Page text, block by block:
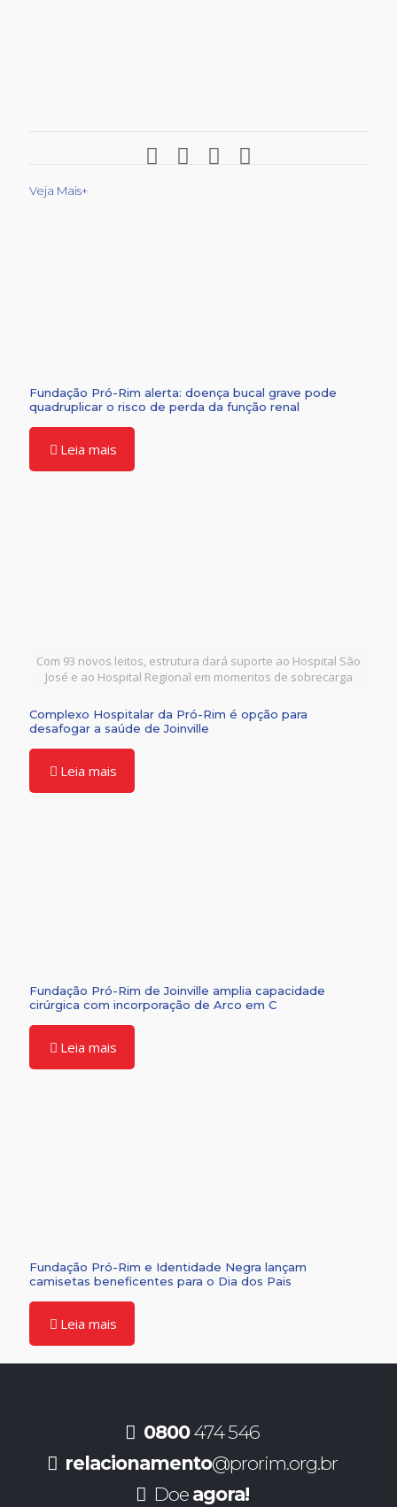
Veja Mais+
Fundação Pró-Rim alerta: doença bucal grave pode
quadruplicar o risco de perda da função renal
Leia mais
Com 93 novos leitos, estrutura dará suporte ao Hospital São
José e ao Hospital Regional em momentos de sobrecarga
Complexo Hospitalar da Pró-Rim é opção para
desafogar a saúde de Joinville
Leia mais
Fundação Pró-Rim de Joinville amplia capacidade
cirúrgica com incorporação de Arco em C
Leia mais
Fundação Pró-Rim e Identidade Negra lançam
camisetas beneficentes para o Dia dos Pais
Leia mais
0800474 546
relacionamento@prorim.org.br
Doe agora!